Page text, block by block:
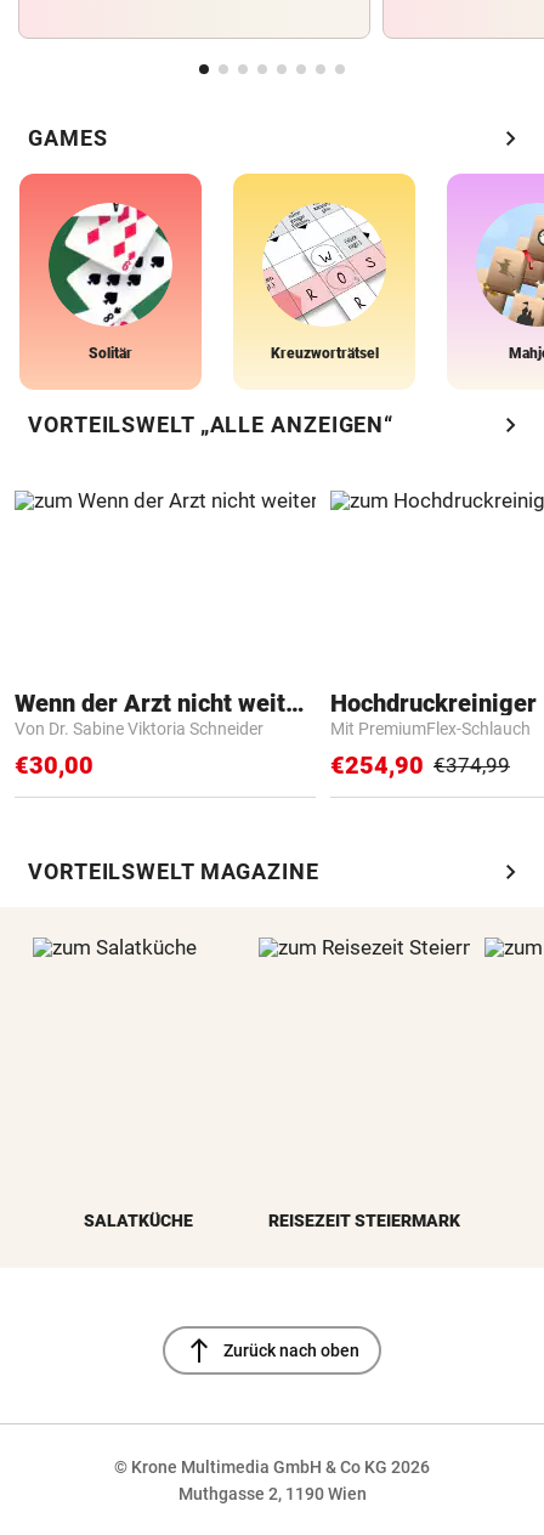
GAMES chevron_right
Solitär Kreuzworträtsel
VORTEILSWELT „ALLE ANZEIGEN“ chevron_right
Wenn der Arzt nicht weiter weiß
Von Dr. Sabine Viktoria Schneider
€30,00
Hochdruckreiniger
Mit PremiumFlex-Schlauch
€254,90 €374,99
VORTEILSWELT MAGAZINE chevron_right
SALATKÜCHE REISEZEIT STEIERMARK
north Zurück nach oben
© Krone Multimedia GmbH & Co KG 2026
Muthgasse 2, 1190 Wien